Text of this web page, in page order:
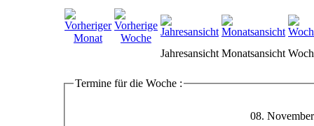
Jahresansicht Monatsansicht
Termine für die Woche :
08.